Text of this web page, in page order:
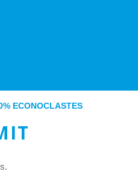
ECONOCLASTES